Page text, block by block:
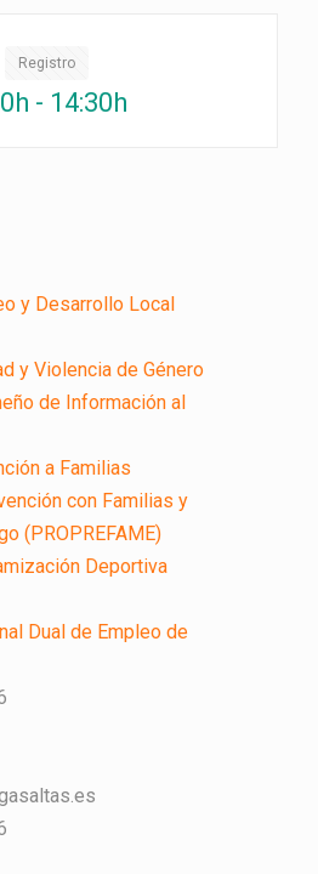
Registro
- 14:30h
y Desarrollo Local
y Violencia de Género
de Información al
a Familias
con Familias y
(PROPREFAME)
Deportiva
Dual de Empleo de